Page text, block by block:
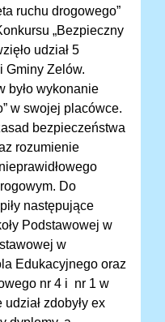
ruchu drogowego”
„Bezpieczny
udział 5
Gminy Zelów.
było wykonanie
w swojej placówce.
bezpieczeństwa
rozumienie
Do
następujące
Podstawowej w
w
Edukacyjnego oraz
nr 4 i nr 1 w
zdobyły ex